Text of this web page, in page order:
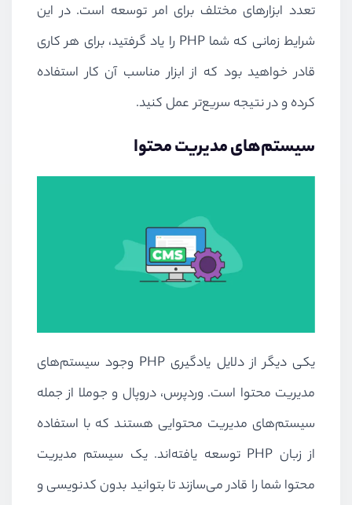
تعدد ابزارهای مختلف برای امر توسعه است. در این
شرایط زمانی که شماPHP را یاد گرفتید، برای هر کاری
قادر خواهید بود که از ابزار مناسب آن کار استفاده
کرده و در نتیجه سریع‌تر عمل کنید.
سیستم‌های مدیریت محتوا
یکی دیگر از دلایل یادگیری PHP وجود سیستم‌های
مدیریت محتوا است. وردپرس، دروپال و جوملا از جمله
سیستم‌های مدیریت محتوایی هستند که با استفاده
از زبان PHP توسعه یافته‌اند. یک سیستم مدیریت
محتوا شما را قادر می‌سازند تا بتوانید بدون کدنویسی و